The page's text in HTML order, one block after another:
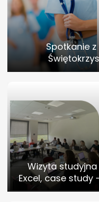
Spotkanie
Wizyta
Excel, case study